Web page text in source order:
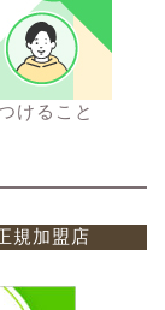
けること
規加盟店